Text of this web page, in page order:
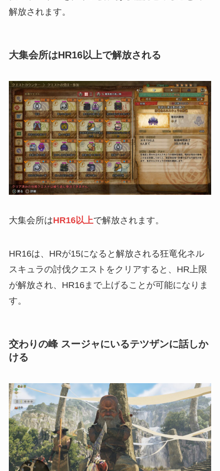
解放されます。
大集会所はHR16以上で解放される
大集会所はHR16以上で解放されます。
HR16は、HRが15になると解放される狂竜化ネル
スキュラの討伐クエストをクリアすると、HR上限
が解放され、HR16まで上げることが可能になりま
す。
交わりの峰 スージャにいるテツザンに話しか
ける